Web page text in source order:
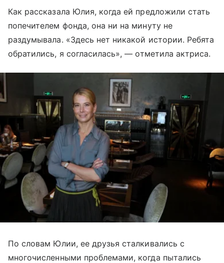
Как рассказала Юлия, когда ей предложили стать
попечителем фонда, она ни на минуту не
раздумывала. «Здесь нет никакой истории. Ребята
обратились, я согласилась»,— отметила актриса.
По словам Юлии, ее друзья сталкивались с
многочисленными проблемами, когда пытались